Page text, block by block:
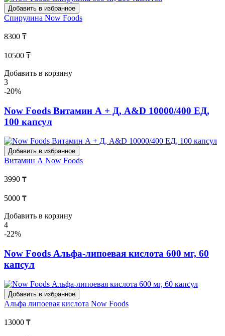
Добавить в избранное
Спирулина Now Foods
8300 ₸
10500 ₸
Добавить в корзину
3
-20%
Now Foods Витамин А + Д, A&D 10000/400 ЕД,
100 капсул
Добавить в избранное
Витамин А Now Foods
3990 ₸
5000 ₸
Добавить в корзину
4
-22%
Now Foods Альфа-липоевая кислота 600 мг, 60
капсул
Добавить в избранное
Альфа липоевая кислота Now Foods
13000 ₸